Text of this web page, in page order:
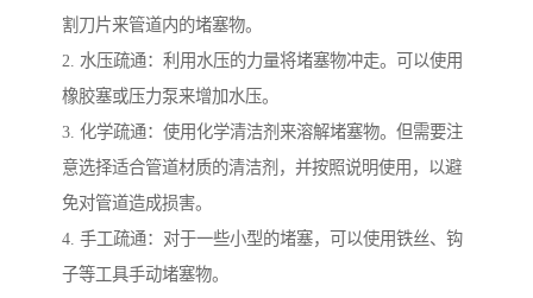
割刀片来管道内的堵塞物。
2. 水压疏通：利用水压的力量将堵塞物冲走。可以使用
橡胶塞或压力泵来增加水压。
3. 化学疏通：使用化学清洁剂来溶解堵塞物。但需要注
意选择适合管道材质的清洁剂，并按照说明使用，以避
免对管道造成损害。
4. 手工疏通：对于一些小型的堵塞，可以使用铁丝、钩
子等工具手动堵塞物。